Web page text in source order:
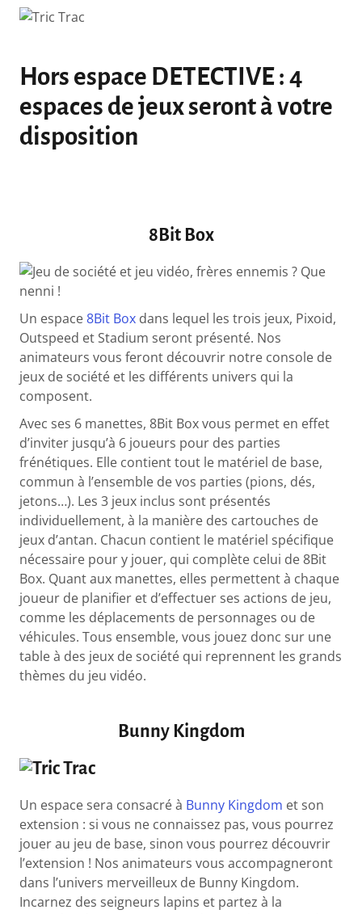
Hors espace DETECTIVE : 4
espaces de jeux seront à votre
disposition
8Bit Box
Un espace8Bit Box dans lequel les trois jeux, Pixoid,
Outspeed et Stadium seront présenté. Nos
animateurs vous feront découvrir notre console de
jeux de société et les différents univers qui la
composent.
Avec ses 6 manettes, 8Bit Box vous permet en effet
d’inviter jusqu’à 6 joueurs pour des parties
frénétiques. Elle contient tout le matériel de base,
commun à l’ensemble de vos parties (pions, dés,
jetons…). Les 3 jeux inclus sont présentés
individuellement, à la manière des cartouches de
jeux d’antan. Chacun contient le matériel spécifique
nécessaire pour y jouer, qui complète celui de 8Bit
Box. Quant aux manettes, elles permettent à chaque
joueur de planifier et d’effectuer ses actions de jeu,
comme les déplacements de personnages ou de
véhicules. Tous ensemble, vous jouez donc sur une
table à des jeux de société qui reprennent les grands
thèmes du jeu vidéo.
Bunny Kingdom
Un espace sera consacré à Bunny Kingdom et son
extension : si vous ne connaissez pas, vous pourrez
jouer au jeu de base, sinon vous pourrez découvrir
l’extension ! Nos animateurs vous accompagneront
dans l’univers merveilleux de Bunny Kingdom.
Incarnez des seigneurs lapins et partez à la